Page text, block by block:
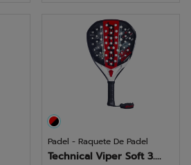
Padel - Raquete De Padel
Technical Viper Soft 3....